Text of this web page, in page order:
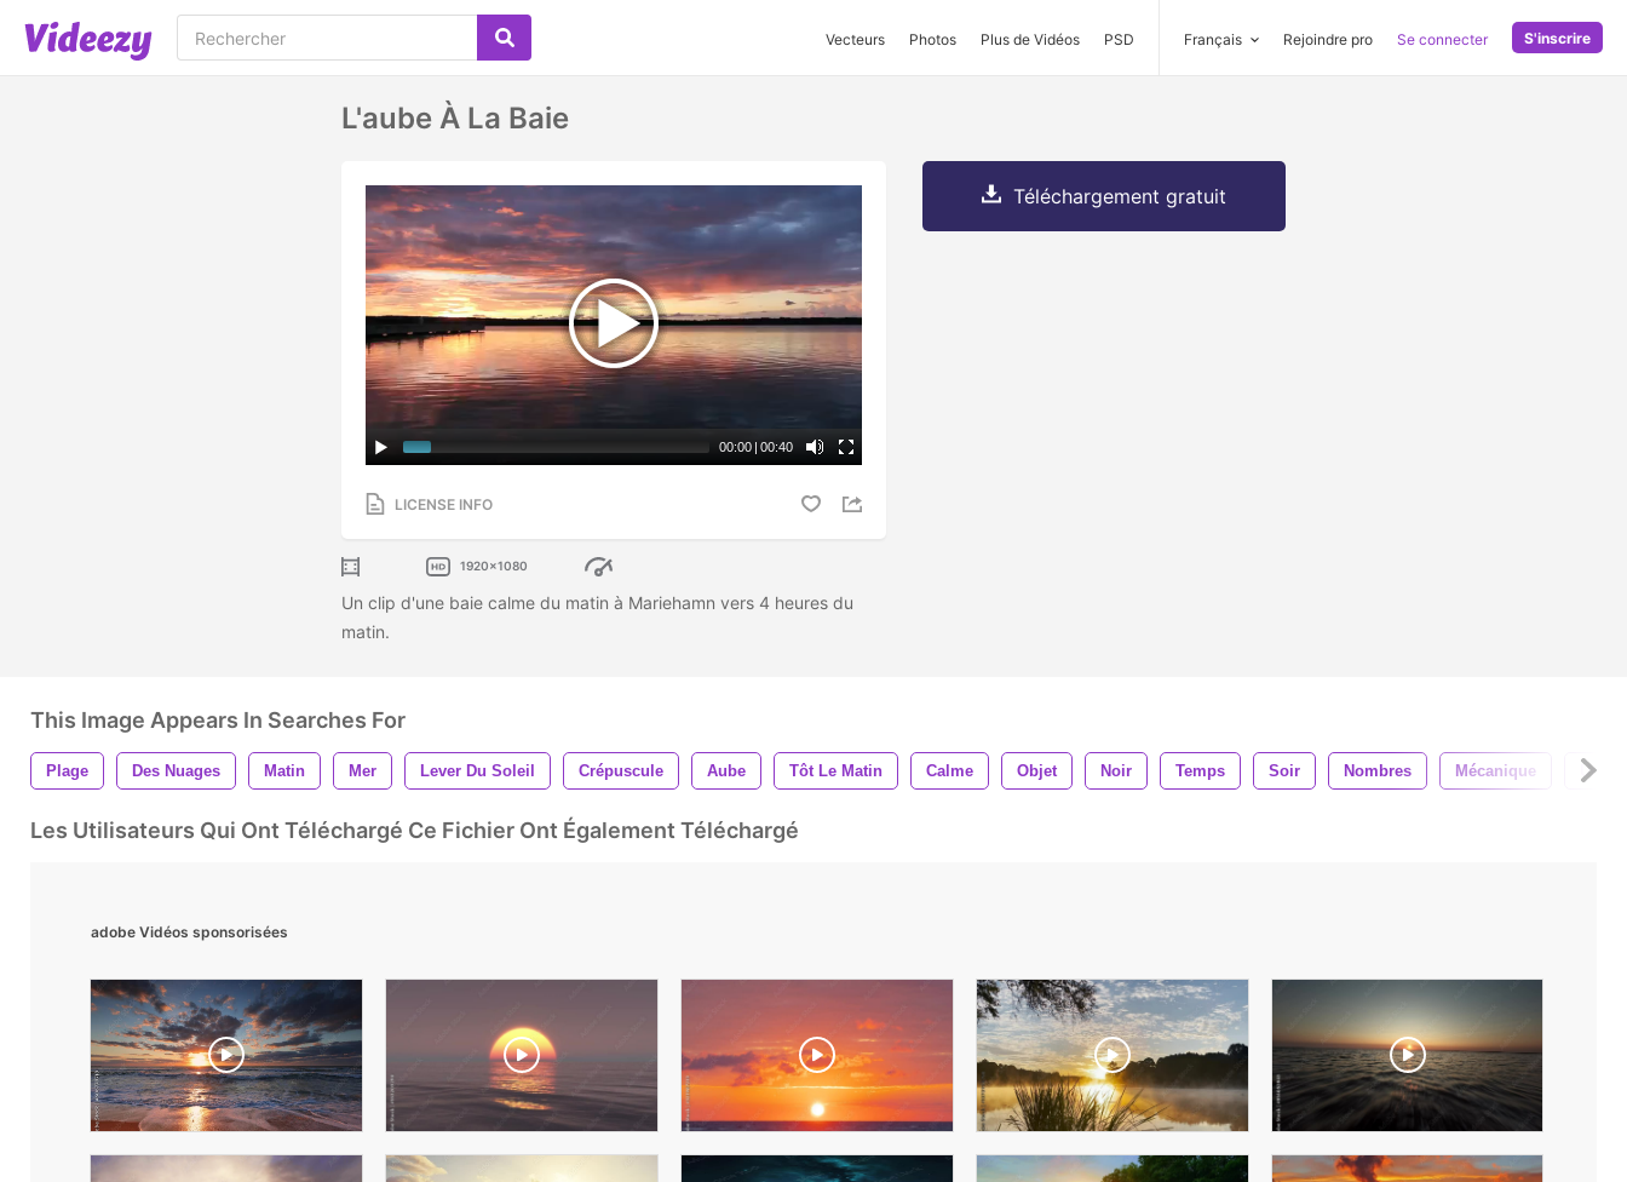
Vecteurs Photos Plus de Vidéos PSD Français Rejoindre pro Se connecter S'inscrire
L'aube À La Baie
00:00 | 00:40
LICENSE INFO
1920x1080
Un clip d'une baie calme du matin à Mariehamn vers 4 heures du
matin.
Téléchargement gratuit
This Image Appears In Searches For
Plage Des Nuages Matin Mer Lever Du Soleil Crépuscule Aube Tôt Le Matin Calme Objet Noir Temps Soir Nombres Mécanique Un M
Les Utilisateurs Qui Ont Téléchargé Ce Fichier Ont Également Téléchargé
adobe Vidéos sponsorisées